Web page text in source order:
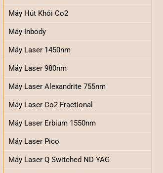
Máy Hút Khói Co2
Máy Inbody
Máy Laser 1450nm
Máy Laser 980nm
Máy Laser Alexandrite 755nm
Máy Laser Co2 Fractional
Máy Laser Erbium 1550nm
Máy Laser Pico
Máy Laser Q Switched ND YAG